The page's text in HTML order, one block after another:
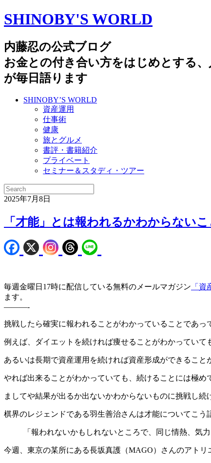
SHINOBY'S WORLD
内藤忍の公式ブログ
お金との付き合い方をはじめとする
が毎日語ります
SHINOBY’S WORLD
資産運用
仕事術
健康
旅とグルメ
書評・書籍紹介
プライベート
セミナー＆スタディ・ツアー
2025年7月8日
「才能」とは報われるかわからない
毎週金曜日17時に配信している無料のメールマガジン 「
ます。
———-
挑戦したら確実に報われることがわかっていることであっ
例えば、ダイエットを続ければ痩せることがわかっていて
あるいは長期で資産運用を続ければ資産形成ができるこ
やれば出来ることがわかっていても、続けることには極め
ましてや結果が出るか出ないかわからないものに挑戦し
棋界のレジェンドである羽生善治さんは才能についてこう
「報われないかもしれないところで、同じ情熱、気
今週、東京の某所にある長坂真護（MAGO）さんのアトリ